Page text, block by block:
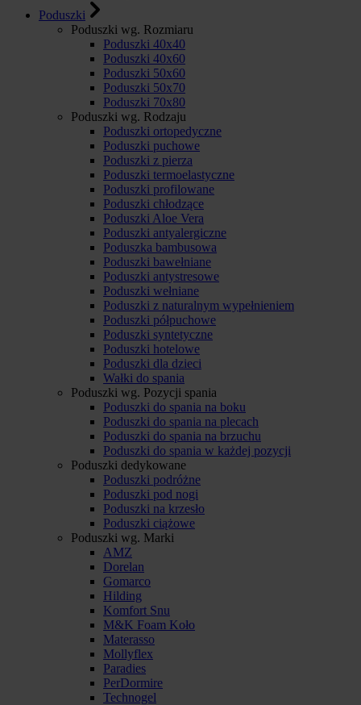
Poduszki
Poduszki wg. Rozmiaru
Poduszki 40x40
Poduszki 40x60
Poduszki 50x60
Poduszki 50x70
Poduszki 70x80
Poduszki wg. Rodzaju
Poduszki ortopedyczne
Poduszki puchowe
Poduszki z pierza
Poduszki termoelastyczne
Poduszki profilowane
Poduszki chłodzące
Poduszki Aloe Vera
Poduszki antyalergiczne
Poduszka bambusowa
Poduszki bawełniane
Poduszki antystresowe
Poduszki wełniane
Poduszki z naturalnym wypełnieniem
Poduszki półpuchowe
Poduszki syntetyczne
Poduszki hotelowe
Poduszki dla dzieci
Wałki do spania
Poduszki wg. Pozycji spania
Poduszki do spania na boku
Poduszki do spania na plecach
Poduszki do spania na brzuchu
Poduszki do spania w każdej pozycji
Poduszki dedykowane
Poduszki podróżne
Poduszki pod nogi
Poduszki na krzesło
Poduszki ciążowe
Poduszki wg. Marki
AMZ
Dorelan
Gomarco
Hilding
Komfort Snu
M&K Foam Koło
Materasso
Mollyflex
Paradies
PerDormire
Technogel